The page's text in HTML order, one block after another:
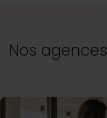
Nos agences